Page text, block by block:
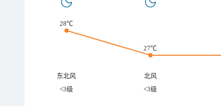
28℃
27℃
东北风
北风
<3级
<3级